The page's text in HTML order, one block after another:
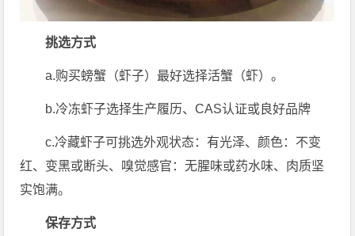
挑选方式
a.购买螃蟹（虾子）最好选择活蟹（虾）。
b.冷冻虾子选择生产履历、CAS认证或良好品牌
c.冷藏虾子可挑选外观状态：有光泽、颜色：不变
红、变黑或断头、嗅觉感官：无腥味或药水味、肉质坚
实饱满。
保存方式